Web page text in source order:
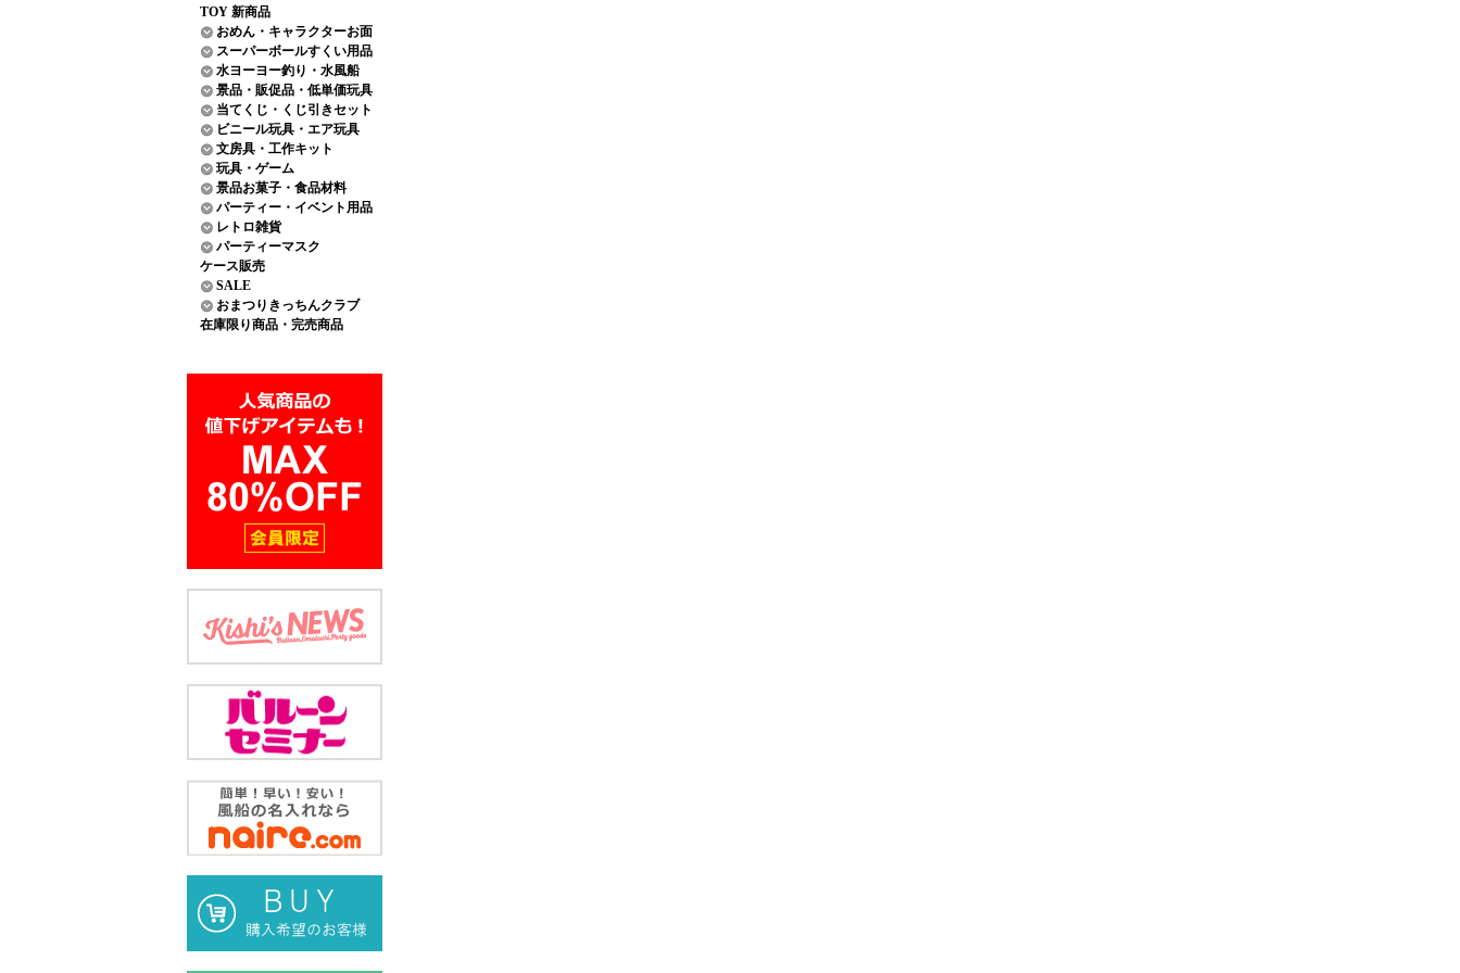
TOY 新商品
おめん・キャラクターお面
スーパーボールすくい用品
水ヨーヨー釣り・水風船
景品・販促品・低単価玩具
当てくじ・くじ引きセット
ビニール玩具・エア玩具
文房具・工作キット
玩具・ゲーム
景品お菓子・食品材料
パーティー・イベント用品
レトロ雑貨
パーティーマスク
ケース販売
SALE
おまつりきっちんクラブ
在庫限り商品・完売商品